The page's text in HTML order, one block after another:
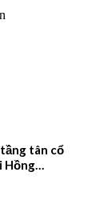
tân cổ
Hồng